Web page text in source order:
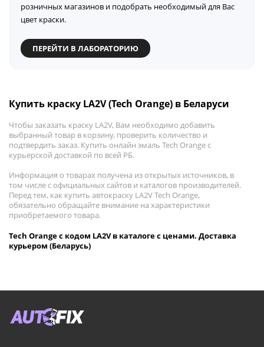
розничных магазинов и подобрать необходимый для Вас
цвет краски.
ПЕРЕЙТИ В ЛАБОРАТОРИЮ
Купить краску LA2V (Tech Orange) в Беларуси
Чтобы заказать краску LA2V, Вам необходимо добавить
выбранный товар в корзину, проверить количество и
подтвердить заказ. Купить онлайн эмаль Tech Orange с
курьерской доставкой по всей РБ.
Информация о товарах получена из открытых источников, в
том числе с официальных сайтов и каталогов производителей.
Перед тем, как купить автокраску LA2V Tech Orange,
обязательно обращайте внимание на характеристики
приобретаемого товара.
Tech Orange с кодом LA2V в каталоге с ценами. Доставка
курьером (Беларусь)